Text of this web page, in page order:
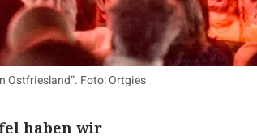
Ostfriesland“. Foto: Ortgies
haben wir